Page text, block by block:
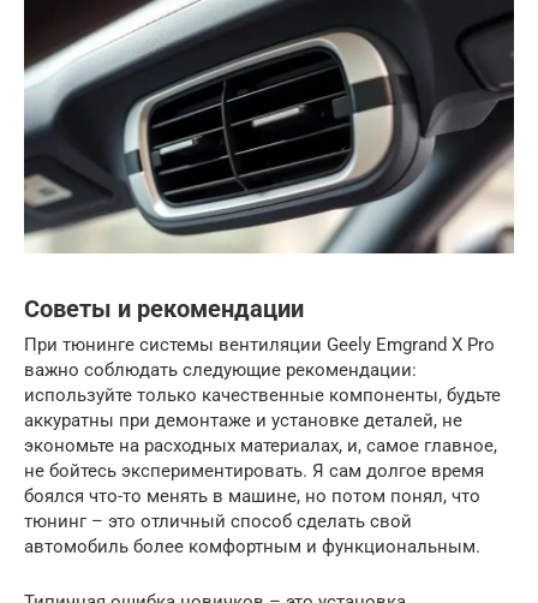
Советы и рекомендации
При тюнинге системы вентиляции Geely Emgrand X Pro
важно соблюдать следующие рекомендации:
используйте только качественные компоненты, будьте
аккуратны при демонтаже и установке деталей, не
экономьте на расходных материалах, и, самое главное,
не бойтесь экспериментировать. Я сам долгое время
боялся что-то менять в машине, но потом понял, что
тюнинг – это отличный способ сделать свой
автомобиль более комфортным и функциональным.